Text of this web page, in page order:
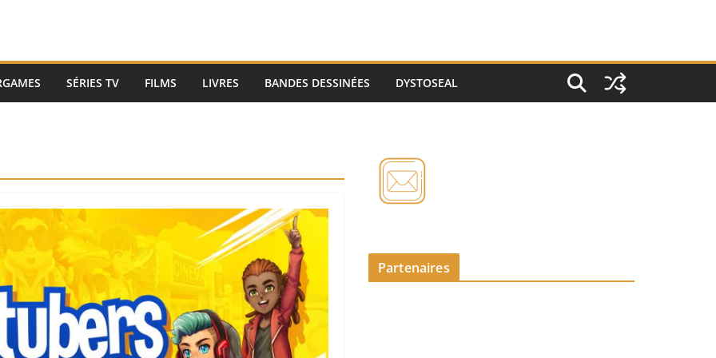
SÉRIES TV FILMS LIVRES BANDES DESSINÉES DYSTOSEAL
Partenaires